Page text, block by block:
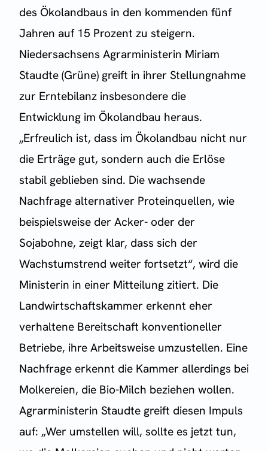
des Ökolandbaus in den kommenden fünf
Jahren auf 15 Prozent zu steigern.
Niedersachsens Agrarministerin Miriam
Staudte (Grüne) greift in ihrer Stellungnahme
zur Erntebilanz insbesondere die
Entwicklung im Ökolandbau heraus.
„Erfreulich ist, dass im Ökolandbau nicht nur
die Erträge gut, sondern auch die Erlöse
stabil geblieben sind. Die wachsende
Nachfrage alternativer Proteinquellen, wie
beispielsweise der Acker- oder der
Sojabohne, zeigt klar, dass sich der
Wachstumstrend weiter fortsetzt“, wird die
Ministerin in einer Mitteilung zitiert. Die
Landwirtschaftskammer erkennt eher
verhaltene Bereitschaft konventioneller
Betriebe, ihre Arbeitsweise umzustellen. Eine
Nachfrage erkennt die Kammer allerdings bei
Molkereien, die Bio-Milch beziehen wollen.
Agrarministerin Staudte greift diesen Impuls
auf: „Wer umstellen will, sollte es jetzt tun,